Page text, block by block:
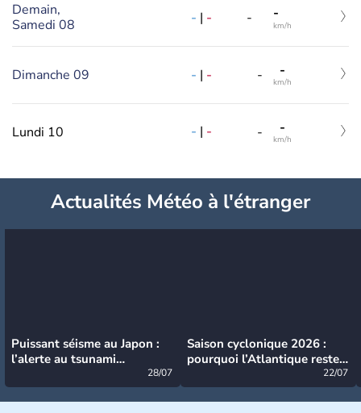
Demain,
Samedi 08
- | - - -
km/h
Dimanche 09 - | - - -
km/h
Lundi 10 - | - - -
km/h
Actualités Météo à l'étranger
Puissant séisme au Japon :
l’alerte au tsunami
28/07
Saison cyclonique 2026 :
pourquoi l’Atlantique reste
22/07